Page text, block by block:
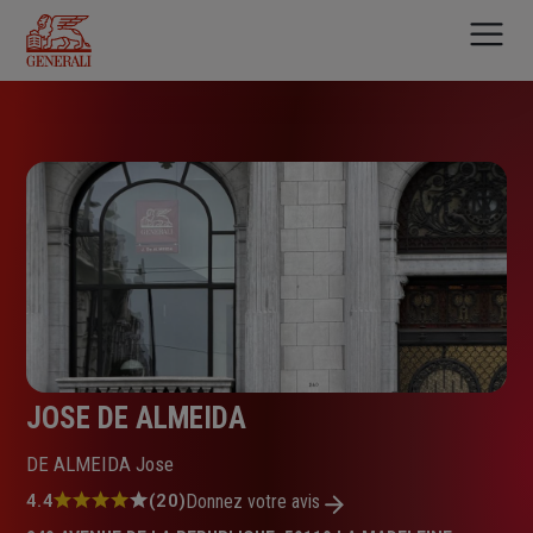
contenu
principal
JOSE DE ALMEIDA
DE ALMEIDA Jose
Note
4.4 (20)Donnez votre avis